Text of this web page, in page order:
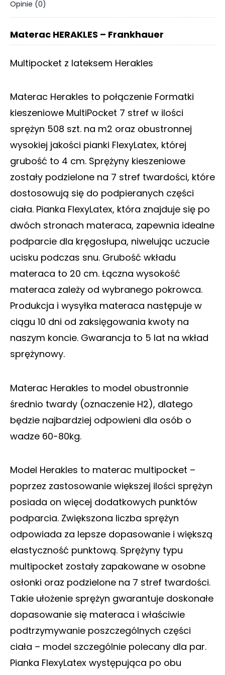
Opinie (0)
Materac HERAKLES – Frankhauer
Multipocket z lateksem Herakles
Materac Herakles to połączenie Formatki
kieszeniowe MultiPocket 7 stref w ilości
sprężyn 508 szt. na m2 oraz obustronnej
wysokiej jakości pianki FlexyLatex, której
grubość to 4 cm. Sprężyny kieszeniowe
zostały podzielone na 7 stref twardości, które
dostosowują się do podpieranych części
ciała. Pianka FlexyLatex, która znajduje się po
dwóch stronach materaca, zapewnia idealne
podparcie dla kręgosłupa, niwelując uczucie
ucisku podczas snu. Grubość wkładu
materaca to 20 cm. Łączna wysokość
materaca zależy od wybranego pokrowca.
Produkcja i wysyłka materaca następuje w
ciągu 10 dni od zaksięgowania kwoty na
naszym koncie. Gwarancja to 5 lat na wkład
sprężynowy.
Materac Herakles to model obustronnie
średnio twardy (oznaczenie H2), dlatego
będzie najbardziej odpowieni dla osób o
wadze 60-80kg.
Model Herakles to materac multipocket –
poprzez zastosowanie większej ilości sprężyn
posiada on więcej dodatkowych punktów
podparcia. Zwiększona liczba sprężyn
odpowiada za lepsze dopasowanie i większą
elastyczność punktową. Sprężyny typu
multipocket zostały zapakowane w osobne
osłonki oraz podzielone na 7 stref twardości.
Takie ułożenie sprężyn gwarantuje doskonałe
dopasowanie się materaca i właściwie
podtrzymywanie poszczególnych części
ciała – model szczególnie polecany dla par.
Pianka FlexyLatex występująca po obu